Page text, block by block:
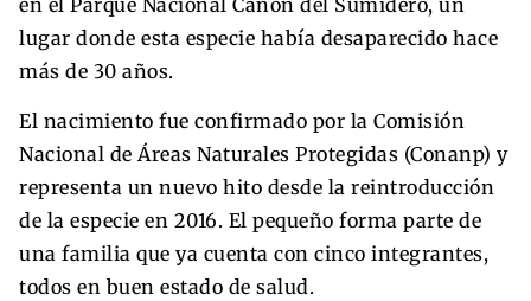
lugar donde esta especie había desaparecido hace
más de 30 años.
El nacimiento fue confirmado por la Comisión
Nacional de Áreas Naturales Protegidas (Conanp) y
representa un nuevo hito desde la reintroducción
de la especie en 2016. El pequeño forma parte de
una familia que ya cuenta con cinco integrantes,
todos en buen estado de salud.